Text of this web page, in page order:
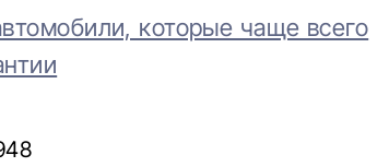
которые чаще всего